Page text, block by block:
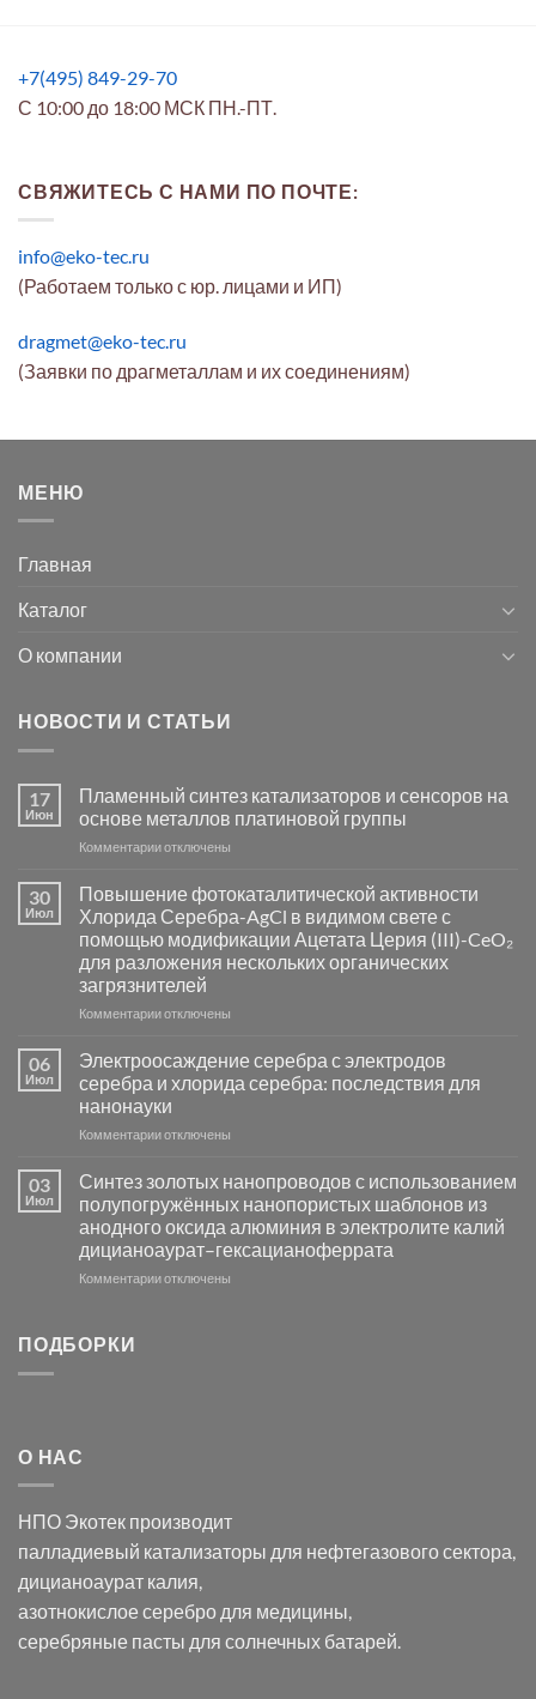
+7(495) 849-29-70
С 10:00 до 18:00 МСК ПН.-ПТ.
СВЯЖИТЕСЬ С НАМИ ПО ПОЧТЕ:
info@eko-tec.ru
(Работаем только с юр. лицами и ИП)
dragmet@eko-tec.ru
(Заявки по драгметаллам и их соединениям)
МЕНЮ
Главная
Каталог
О компании
НОВОСТИ И СТАТЬИ
17
Июн
Пламенный синтез катализаторов и сенсоров на
основе металлов платиновой группы
Комментариик
Пламенный
синтез
катализаторов
и
сенсоров
на
основе
группы
отключены
30
Июл
Повышение фотокаталитической активности
Хлорида Серебра-AgCl в видимом свете с
помощью модификации Ацетата Церия (III)-CeO₂
для разложения нескольких органических
загрязнителей
Комментариик
фотокаталитической
активности
Хлорида
Серебра-
в
видимом
свете
с
помощью
модификации
отключены
06
Июл
Электроосаждение серебра с электродов
серебра и хлорида серебра: последствия для
нанонауки
Комментариик
серебра
с
электродов
серебра
и
отключены
03
Июл
Синтез золотых нанопроводов с использованием
полупогружённых нанопористых шаблонов из
анодного оксида алюминия в электролите калий
дицианоаурат–гексацианоферрата
Комментариик
оксида
в
электролите
калий
дицианоаурат–
гексацианоферрата
отключены
ПОДБОРКИ
О НАС
НПО Экотек производит
палладиевый катализаторы для нефтегазового сектора,
дицианоаурат калия,
азотнокислое серебро для медицины,
серебряные пасты для солнечных батарей.